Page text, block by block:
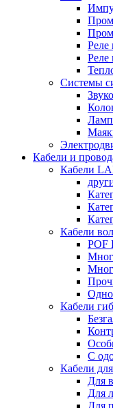
Реле
Реле
Системы
Кабели и
Кабели
Кабели
POF
Кабели
С
Кабели
Для
Для
Для